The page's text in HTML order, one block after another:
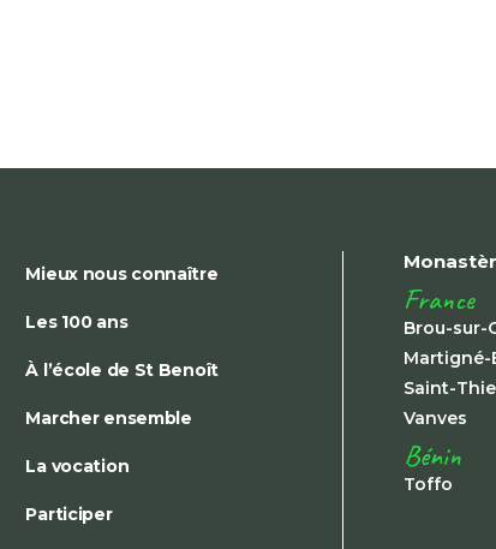
Mieux nous connaître
Les 100 ans
À l’école de St Benoît
Marcher ensemble
La vocation
Participer
France
Brou-sur-
Martigné-
Saint-
Vanves
Bénin
Toffo